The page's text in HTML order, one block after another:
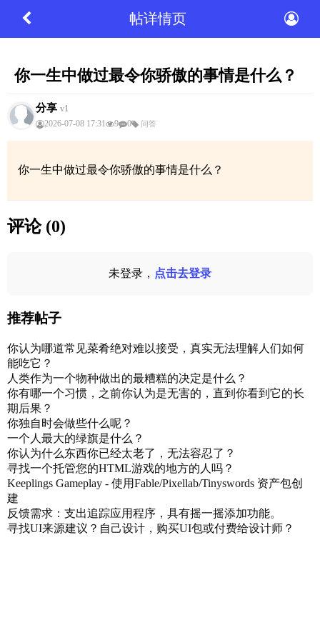
帖详情页
你一生中做过最令你骄傲的事情是什么？
分享 v1
2026-07-08 17:31
9 0 问答
你一生中做过最令你骄傲的事情是什么？
评论 (0)
未登录， 点击去登录
推荐帖子
你认为哪道常见菜肴绝对难以接受，真实无法理解人们如何
能吃它？
人类作为一个物种做出的最糟糕的决定是什么？
你有哪一个习惯，之前你认为是无害的，直到你看到它的长
期后果？
你独自时会做些什么呢？
一个人最大的绿旗是什么？
你认为什么东西你已经太老了，无法容忍了？
寻找一个托管您的HTML游戏的地方的人吗？
Keeplings Gameplay - 使用Fable/Pixellab/Tinyswords 资产包创
建
反馈需求：支出追踪应用程序，具有摇一摇添加功能。
寻找UI来源建议？自己设计，购买UI包或付费给设计师？